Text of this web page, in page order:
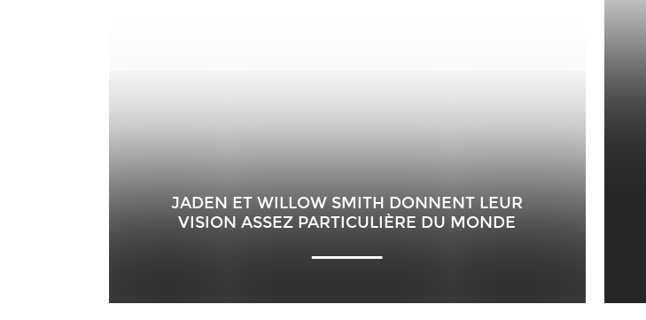
JADEN ET WILLOW SMITH DONNENT LEUR
VISION ASSEZ PARTICULIÈRE DU MONDE